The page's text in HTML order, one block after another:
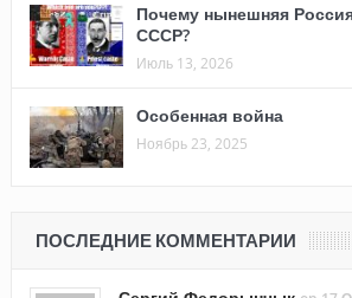
Почему нынешняя
СССР?
Июль 13, 2026
Особенная война
Ноябрь 23, 2025
ПОСЛЕДНИЕ КОММЕНТАРИИ